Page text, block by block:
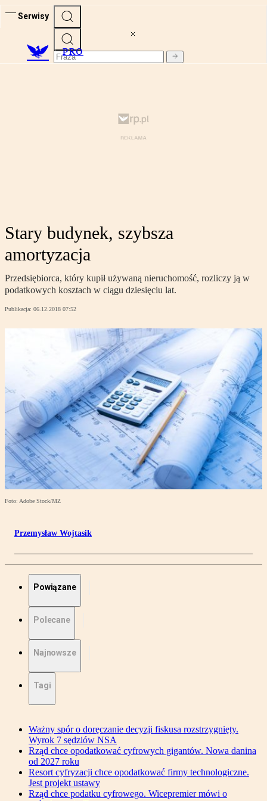
Serwisy
PRO
Stary budynek, szybsza
amortyzacja
Przedsiębiorca, który kupił używaną nieruchomość, rozliczy ją w
podatkowych kosztach w ciągu dziesięciu lat.
Publikacja: 06.12.2018 07:52
Foto: Adobe Stock/MZ
Przemysław Wojtasik
Powiązane
Polecane
Najnowsze
Tagi
Ważny spór o doręczanie decyzji fiskusa rozstrzygnięty.
Wyrok 7 sędziów NSA
Rząd chce opodatkować cyfrowych gigantów. Nowa danina
od 2027 roku
Resort cyfryzacji chce opodatkować firmy technologiczne.
Jest projekt ustawy
Rząd chce podatku cyfrowego. Wicepremier mówi o